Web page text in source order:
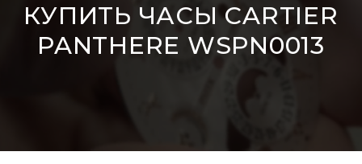
КУПИТЬ ЧАСЫ CARTIER
PANTHERE WSPN0013